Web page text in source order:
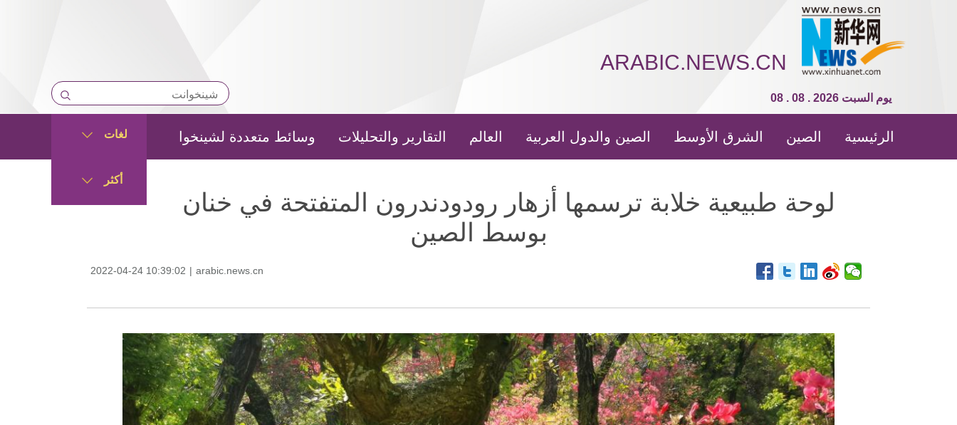
ARABIC.NEWS.CN
08 . 08 . 2026 يوم السبت
الرئيسية الصين الشرق الأوسط الصين والدول العربية العالم التقارير والتحليلات وسائط متعددة لشينخوا لغات
أكثر
لوحة طبيعية خلابة ترسمها أزهار رودودندرون المتفتحة في خنان
بوسط الصين
2022-04-24 10:39:02 | arabic.news.cn